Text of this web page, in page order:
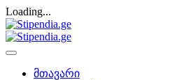
Loading...
მთავარი